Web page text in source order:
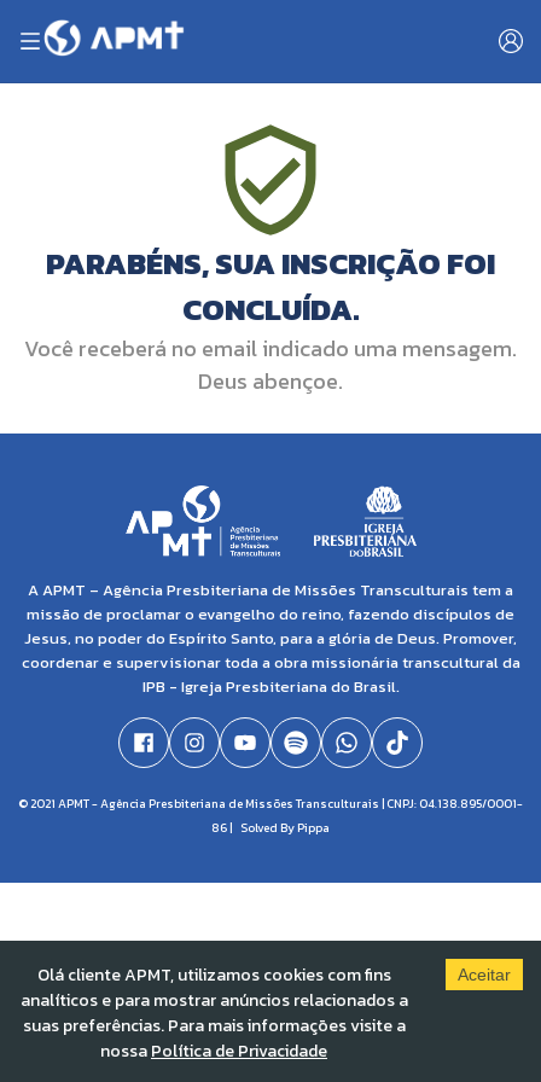
PARABÉNS, SUA INSCRIÇÃO FOI
CONCLUÍDA.
Você receberá no email indicado uma mensagem.
Deus abençoe.
A APMT – Agência Presbiteriana de Missões Transculturais tem a
missão de proclamar o evangelho do reino, fazendo discípulos de
Jesus, no poder do Espírito Santo, para a glória de Deus. Promover,
coordenar e supervisionar toda a obra missionária transcultural da
IPB - Igreja Presbiteriana do Brasil.
© 2021 APMT - Agência Presbiteriana de Missões Transculturais | CNPJ: 04.138.895/0001-
86 | Solved By Pippa
Olá cliente APMT, utilizamos cookies com fins
analíticos e para mostrar anúncios relacionados a
suas preferências. Para mais informações visite a
nossaPolítica de Privacidade
Aceitar